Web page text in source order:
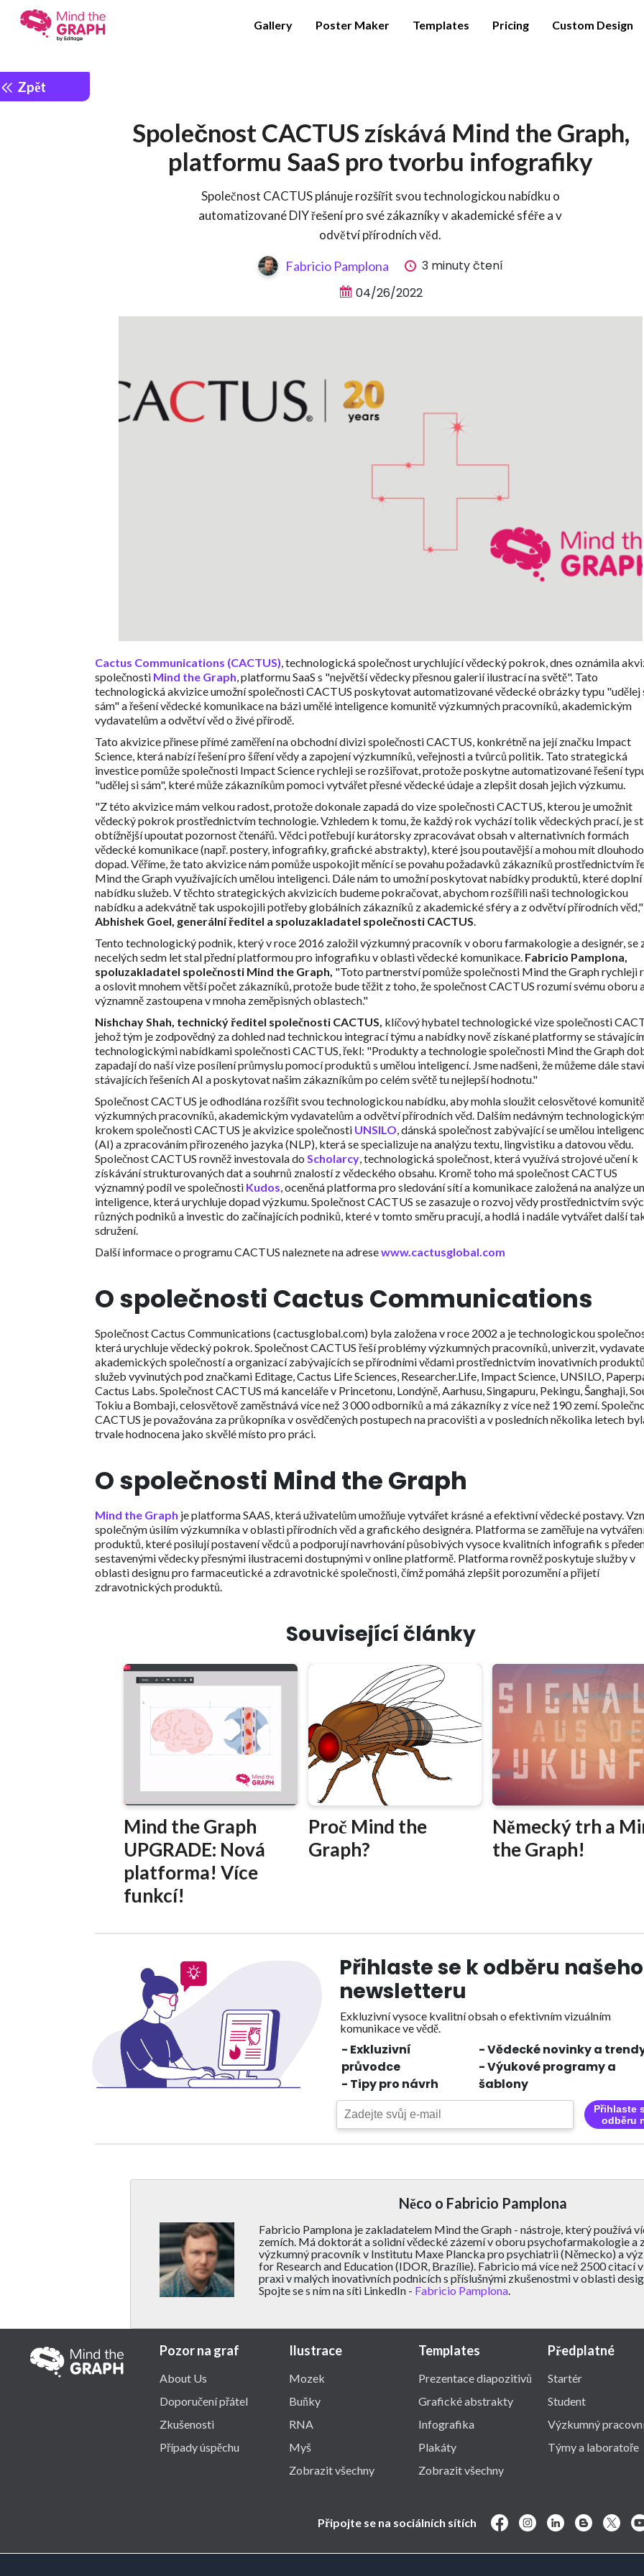
Gallery Poster Maker Templates Pricing Custom Design
Zpět
Společnost CACTUS získává Mind the Graph,
platformu SaaS pro tvorbu infografiky
Společnost CACTUS plánuje rozšířit svou technologickou nabídku o
automatizované DIY řešení pro své zákazníky v akademické sféře a v
odvětví přírodních věd.
Fabricio Pamplona
3 minuty čtení
04/26/2022
Cactus Communications (CACTUS), technologická společnost urychlující vědecký pokrok, dnes oznámila
společnosti Mind the Graph, platformu SaaS s "největší vědecky přesnou galerií ilustrací na světě". Tato
technologická akvizice umožní společnosti CACTUS poskytovat automatizované vědecké obrázky typu "udělej
sám" a řešení vědecké komunikace na bázi umělé inteligence komunitě výzkumných pracovníků, akademickým
vydavatelům a odvětví věd o živé přírodě.
Tato akvizice přinese přímé zaměření na obchodní divizi společnosti CACTUS, konkrétně na její značku Impact
Science, která nabízí řešení pro šíření vědy a zapojení výzkumníků, veřejnosti a tvůrců politik. Tato strategická
investice pomůže společnosti Impact Science rychleji se rozšiřovat, protože poskytne automatizované řešení
"udělej si sám", které může zákazníkům pomoci vytvářet přesné vědecké údaje a zlepšit dosah jejich výzkumu.
"Z této akvizice mám velkou radost, protože dokonale zapadá do vize společnosti CACTUS, kterou je umožnit
vědecký pokrok prostřednictvím technologie. Vzhledem k tomu, že každý rok vychází tolik vědeckých prací, je
obtížnější upoutat pozornost čtenářů. Vědci potřebují kurátorsky zpracovávat obsah v alternativních formách
vědecké komunikace (např. postery, infografiky, grafické abstrakty), které jsou poutavější a mohou mít
dopad. Věříme, že tato akvizice nám pomůže uspokojit měnící se povahu požadavků zákazníků prostřednictvím
Mind the Graph využívajících umělou inteligenci. Dále nám to umožní poskytovat nabídky produktů, které doplní
nabídku služeb. V těchto strategických akvizicích budeme pokračovat, abychom rozšířili naši technologickou
nabídku a adekvátně tak uspokojili potřeby globálních zákazníků z akademické sféry a z odvětví přírodních
Abhishek Goel, generální ředitel a spoluzakladatel společnosti CACTUS.
Tento technologický podnik, který v roce 2016 založil výzkumný pracovník v oboru farmakologie a designér, se
necelých sedm let stal přední platformou pro infografiku v oblasti vědecké komunikace. Fabricio Pamplona,
spoluzakladatel společnosti Mind the Graph, "Toto partnerství pomůže společnosti Mind the Graph rychleji
a oslovit mnohem větší počet zákazníků, protože bude těžit z toho, že společnost CACTUS rozumí svému oboru
významně zastoupena v mnoha zeměpisných oblastech."
Nishchay Shah, technický ředitel společnosti CACTUS, klíčový hybatel technologické vize společnosti
jehož tým je zodpovědný za dohled nad technickou integrací týmu a nabídky nově získané platformy se
technologickými nabídkami společnosti CACTUS, řekl: "Produkty a technologie společnosti Mind the Graph
zapadají do naší vize posílení průmyslu pomocí produktů s umělou inteligencí. Jsme nadšeni, že můžeme dále
stávajících řešeních AI a poskytovat našim zákazníkům po celém světě tu nejlepší hodnotu."
Společnost CACTUS je odhodlána rozšířit svou technologickou nabídku, aby mohla sloužit celosvětové komunitě
výzkumných pracovníků, akademickým vydavatelům a odvětví přírodních věd. Dalším nedávným
krokem společnosti CACTUS je akvizice společnosti UNSILO, dánská společnost zabývající se umělou
(AI) a zpracováním přirozeného jazyka (NLP), která se specializuje na analýzu textu, lingvistiku a datovou vědu.
Společnost CACTUS rovněž investovala do Scholarcy, technologická společnost, která využívá strojové učení k
získávání strukturovaných dat a souhrnů znalostí z vědeckého obsahu. Kromě toho má společnost CACTUS
významný podíl ve společnosti Kudos, oceněná platforma pro sledování sítí a komunikace založená na analýze
inteligence, která urychluje dopad výzkumu. Společnost CACTUS se zasazuje o rozvoj vědy prostřednictvím
různých podniků a investic do začínajících podniků, které v tomto směru pracují, a hodlá i nadále vytvářet další
sdružení.
Další informace o programu CACTUS naleznete na adresewww.cactusglobal.com
O společnosti Cactus Communications
Společnost Cactus Communications (cactusglobal.com) byla založena v roce 2002 a je technologickou
která urychluje vědecký pokrok. Společnost CACTUS řeší problémy výzkumných pracovníků, univerzit,
akademických společností a organizací zabývajících se přírodními vědami prostřednictvím inovativních
služeb vyvinutých pod značkami Editage, Cactus Life Sciences, Researcher.Life, Impact Science, UNSILO,
Cactus Labs. Společnost CACTUS má kanceláře v Princetonu, Londýně, Aarhusu, Singapuru, Pekingu, Šanghaji,
Tokiu a Bombaji, celosvětově zaměstnává více než 3 000 odborníků a má zákazníky z více než 190 zemí.
CACTUS je považována za průkopníka v osvědčených postupech na pracovišti a v posledních několika letech
trvale hodnocena jako skvělé místo pro práci.
O společnosti Mind the Graph
Mind the Graph je platforma SAAS, která uživatelům umožňuje vytvářet krásné a efektivní vědecké postavy.
společným úsilím výzkumníka v oblasti přírodních věd a grafického designéra. Platforma se zaměřuje na
produktů, které posilují postavení vědců a podporují navrhování působivých vysoce kvalitních infografik s
sestavenými vědecky přesnými ilustracemi dostupnými v online platformě. Platforma rovněž poskytuje služby v
oblasti designu pro farmaceutické a zdravotnické společnosti, čímž pomáhá zlepšit porozumění a přijetí
zdravotnických produktů.
Související články
Mind the Graph
UPGRADE: Nová
platforma! Více
funkcí!
Proč Mind the
Graph?
Německý trh a
the Graph!
Přihlaste se k odběru našeho
newsletteru
Exkluzivní vysoce kvalitní obsah o efektivním vizuálním
komunikace ve vědě.
- Exkluzivní
průvodce
- Tipy pro návrh
- Vědecké novinky a
- Výukové programy a
šablony
Přihlaste
odběru
Něco o Fabricio Pamplona
Fabricio Pamplona je zakladatelem Mind the Graph - nástroje, který používá
zemích. Má doktorát a solidní vědecké zázemí v oboru psychofarmakologie a
výzkumný pracovník v Institutu Maxe Plancka pro psychiatrii (Německo) a
for Research and Education (IDOR, Brazílie). Fabricio má více než 2500 citací
praxi v malých inovativních podnicích s příslušnými zkušenostmi v oblasti
Spojte se s ním na síti LinkedIn - Fabricio Pamplona.
Pozor na graf
About Us
Doporučení přátel
Zkušenosti
Případy úspěchu
Ilustrace
Mozek
Buňky
RNA
Myš
Zobrazit všechny
Templates
Prezentace diapozitivů
Grafické abstrakty
Infografika
Plakáty
Zobrazit všechny
Předplatné
Startér
Student
Výzkumný
Týmy a laboratoře
Připojte se na sociálních sítích